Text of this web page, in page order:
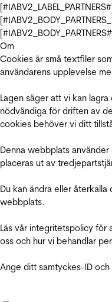
Om
Cookies är små textfiler
användarens upplevelse
Lagen säger att vi kan
nödvändiga för driften av
cookies behöver vi ditt
Denna webbplats
placeras ut av
Du kan ändra eller
webbplats.
Läs vår integritetspolicy för
oss och hur vi behandlar
Ange ditt samtyckes-ID